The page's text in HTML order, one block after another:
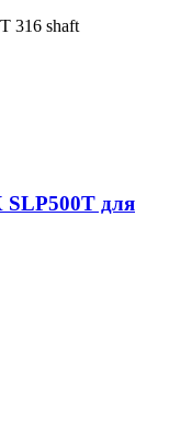
316 shaft
SLP500T для